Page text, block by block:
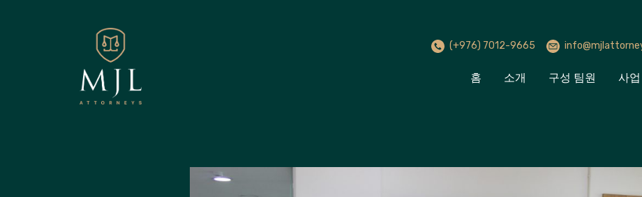
(+976) 7012-9665
홈 소개 구성 팀원 사